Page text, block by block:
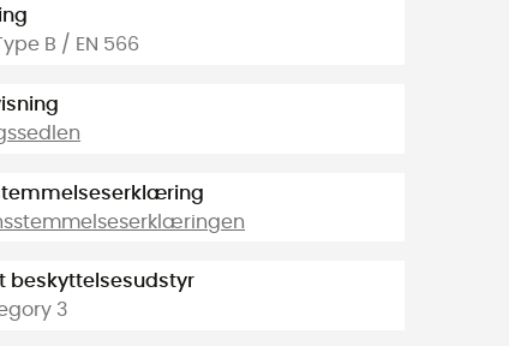
B / EN 566
beskyttelsesudstyr
3